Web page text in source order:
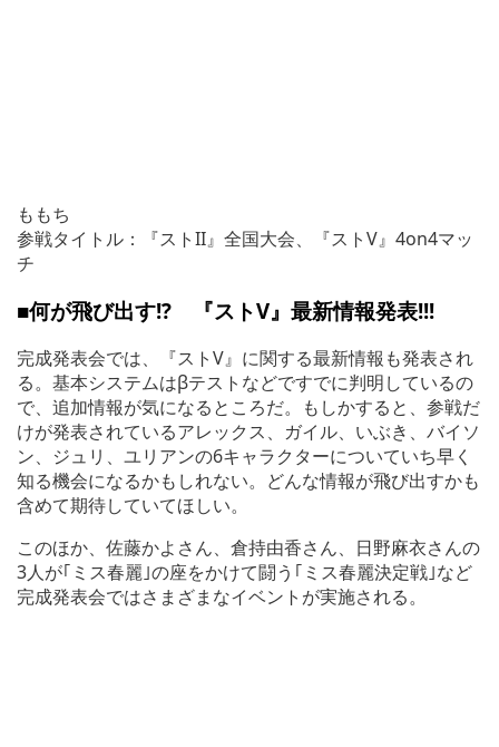
ももち
参戦タイトル：『ストII』全国大会、『ストV』4on4マッ
チ
■何が飛び出す!? 『ストV』最新情報発表!!!
完成発表会では、『ストV』に関する最新情報も発表され
る。基本システムはβテストなどですでに判明しているの
で、追加情報が気になるところだ。もしかすると、参戦だ
けが発表されているアレックス、ガイル、いぶき、バイソ
ン、ジュリ、ユリアンの6キャラクターについていち早く
知る機会になるかもしれない。どんな情報が飛び出すかも
含めて期待していてほしい。
このほか、佐藤かよさん、倉持由香さん、日野麻衣さんの
3人が｢ミス春麗｣の座をかけて闘う｢ミス春麗決定戦｣など
完成発表会ではさまざまなイベントが実施される。